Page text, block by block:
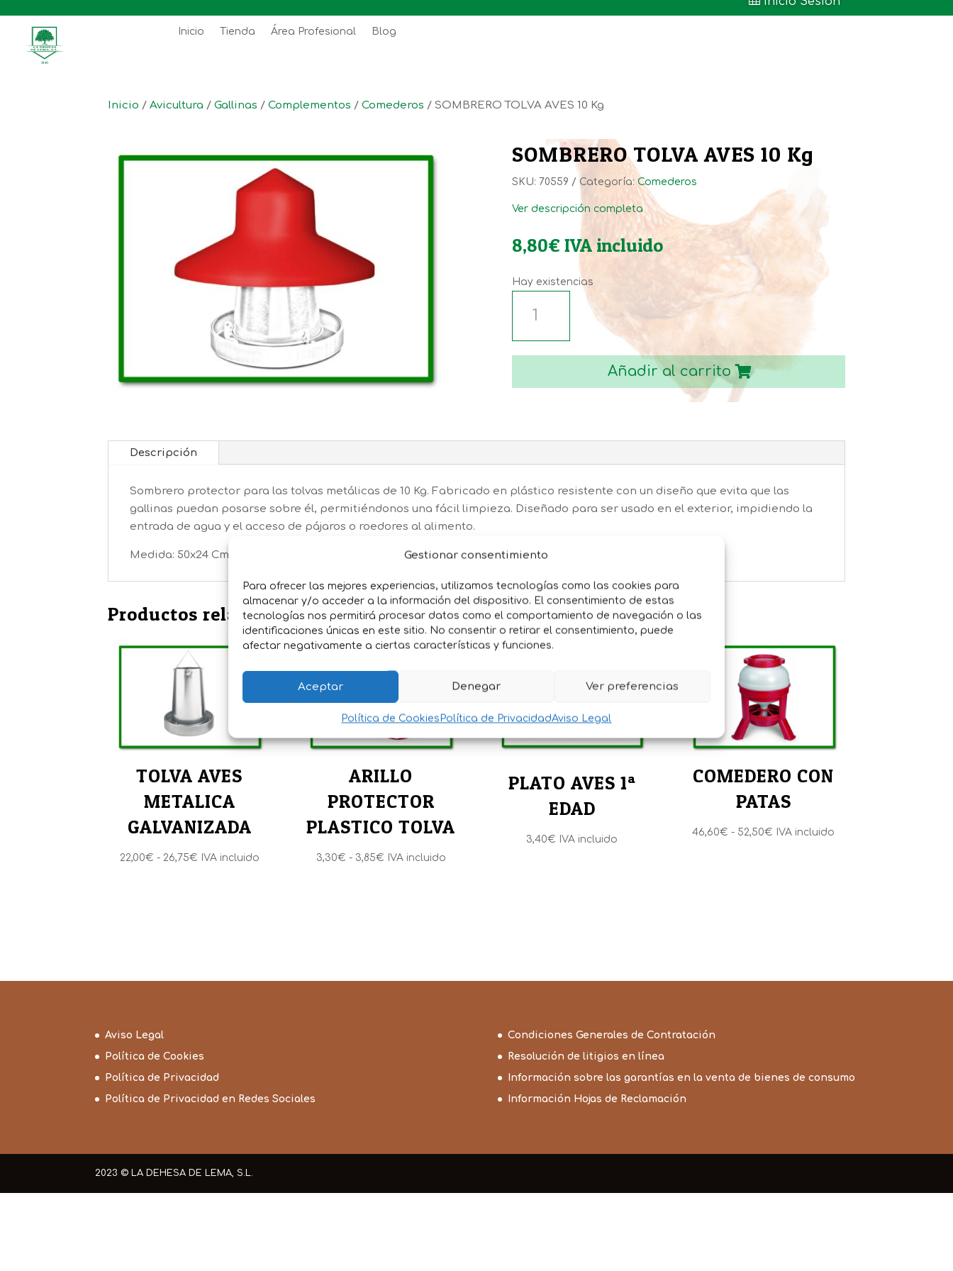
Gestionar consentimiento
Para ofrecer las mejores experiencias, utilizamos tecnologías como las cookies para
almacenar y/o acceder a la información del dispositivo. El consentimiento de estas
tecnologías nos permitirá procesar datos como el comportamiento de navegación o las
identificaciones únicas en este sitio. No consentir o retirar el consentimiento, puede
afectar negativamente a ciertas características y funciones.
Aceptar Denegar Ver preferencias
Política de Cookies Política de PrivacidadAviso Legal
Inicio Tienda Área Profesional Blog
Inicio / Avicultura / Gallinas / Complementos / Comederos / SOMBRERO TOLVA AVES 10 Kg
SOMBRERO TOLVA AVES 10 Kg
SKU: 70559 Categoría: Comederos
Ver descripción completa
8,80€ IVA incluido
Hay existencias
cantidad
Añadir al carrito
Descripción
Sombrero protector para las tolvas metálicas de 10 Kg. Fabricado en plástico resistente con un diseño que evita que las
gallinas puedan posarse sobre él, permitiéndonos una fácil limpieza. Diseñado para ser usado en el exterior, impidiendo la
entrada de agua y el acceso de pájaros o roedores al alimento.
Medida: 50x24 Cm
Productos relacionados
TOLVA AVES
METALICA
GALVANIZADA
22,00€ - 26,75€Rango
IVA incluido
ARILLO
PROTECTOR
PLASTICO TOLVA
3,30€ - 3,85€Rango
IVA incluido
PLATO AVES 1ª
EDAD
3,40€ IVA incluido
COMEDERO CON
PATAS
46,60€ - 52,50€ Rango
IVA incluido
Aviso Legal
Política de Cookies
Política de Privacidad
Política de Privacidad en Redes Sociales
Condiciones Generales de Contratación
Resolución de litigios en línea
Información sobre las garantías en la venta de bienes de consumo
Información Hojas de Reclamación
2023 © LA DEHESA DE LEMA, S.L.